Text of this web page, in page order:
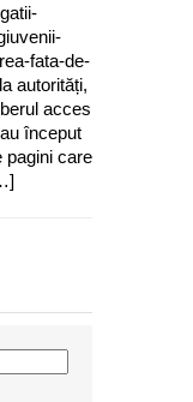
fata-de-
autorități,
acces
început
pagini care